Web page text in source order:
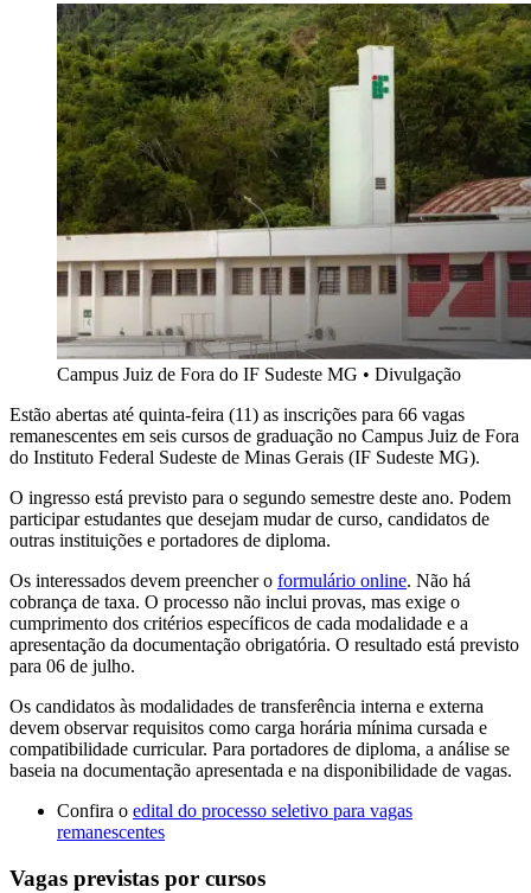
Campus Juiz de Fora do IF Sudeste MG • Divulgação
Estão abertas até quinta-feira (11) as inscrições para 66 vagas
remanescentes em seis cursos de graduação no Campus Juiz de Fora
do Instituto Federal Sudeste de Minas Gerais (IF Sudeste MG).
O ingresso está previsto para o segundo semestre deste ano. Podem
participar estudantes que desejam mudar de curso, candidatos de
outras instituições e portadores de diploma.
Os interessados devem preencher o formulário online. Não há
cobrança de taxa. O processo não inclui provas, mas exige o
cumprimento dos critérios específicos de cada modalidade e a
apresentação da documentação obrigatória. O resultado está previsto
para 06 de julho.
Os candidatos às modalidades de transferência interna e externa
devem observar requisitos como carga horária mínima cursada e
compatibilidade curricular. Para portadores de diploma, a análise se
baseia na documentação apresentada e na disponibilidade de vagas.
Confira o edital do processo seletivo para vagas
remanescentes
Vagas previstas por cursos